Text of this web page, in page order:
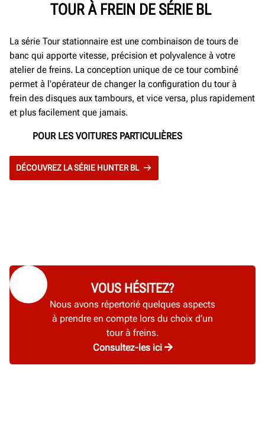
TOUR À FREIN DE SÉRIE BL
La série Tour stationnaire est une combinaison de tours de
banc qui apporte vitesse, précision et polyvalence à votre
atelier de freins. La conception unique de ce tour combiné
permet à l'opérateur de changer la configuration du tour à
frein des disques aux tambours, et vice versa, plus rapidement
et plus facilement que jamais.
POUR LES VOITURES PARTICULIÈRES
DÉCOUVREZ LA SÉRIE HUNTER BL
VOUS HÉSITEZ?
Nous avons répertorié quelques aspects
à prendre en compte lors du choix d’un
tour à freins.
Consultez-les ici